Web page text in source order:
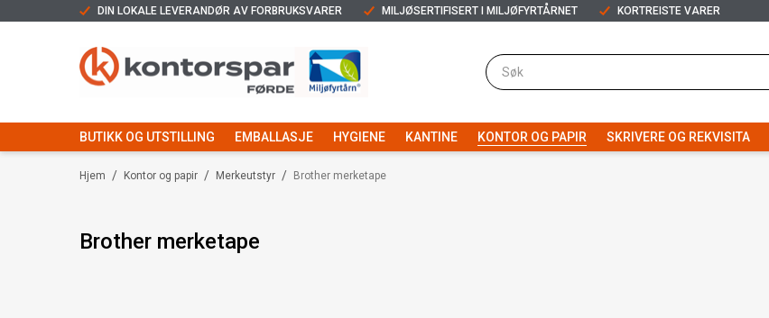
DIN LOKALE LEVERANDØR AV FORBRUKSVARER MILJØSERTIFISERT I MILJØFYRTÅRNET KORTREISTE VARER
BUTIKK OG UTSTILLING EMBALLASJE HYGIENE KANTINE KONTOR OG PAPIR SKRIVERE OG REKVISITA
/
Hjem /
Kontor og papir /
Merkeutstyr Brother merketape
Brother merketape